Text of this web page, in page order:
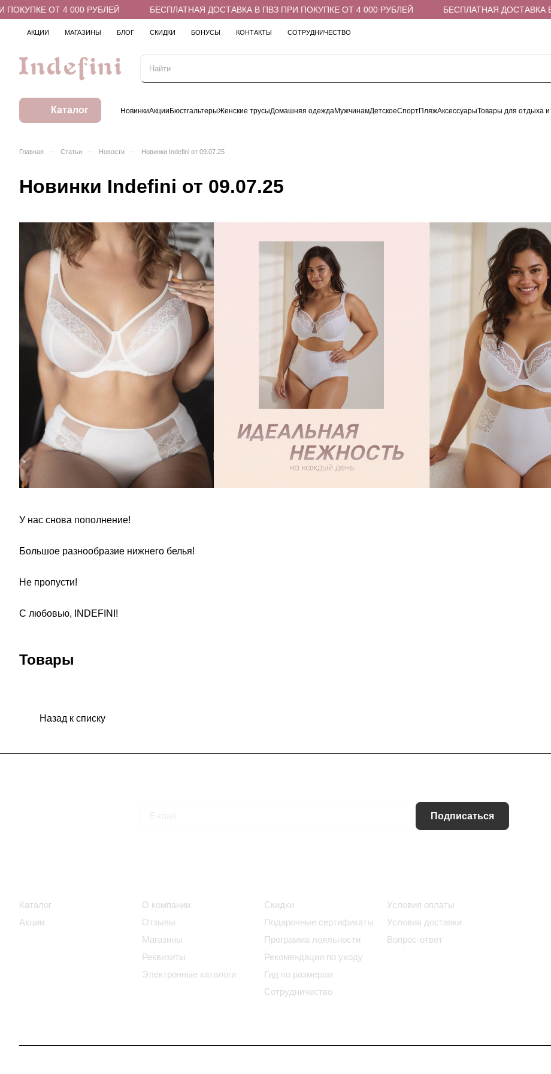
ОТ 4 000 РУБЛЕЙ БЕСПЛАТНАЯ ДОСТАВКА В ПВЗ ПРИ ПОКУПКЕ ОТ 4 000 РУБЛЕЙ БЕСПЛАТНАЯ ДОСТАВКА В
АКЦИИ МАГАЗИНЫ БЛОГ СКИДКИ БОНУСЫ КОНТАКТЫ СОТРУДНИЧЕСТВО
Каталог НовинкиАкцииБюстгальтерыЖенские трусыДомашняя одеждаМужчинамДетскоеСпортПляжАксессуарыТовары для отдыха и
Главная – Статьи – Новости – Новинки Indefini от 09.07.25
Новинки Indefini от 09.07.25
У нас снова пополнение!
Большое разнообразие нижнего белья!
Не пропусти!
С любовью, INDEFINI!
Товары
Назад к списку
Подписаться
Каталог
Акции
О компании
Отзывы
Магазины
Реквизиты
Электронные каталоги
Скидки
Подарочные сертификаты
Программа лояльности
Рекомендации по уходу
Гид по размерам
Сотрудничество
Условия оплаты
Условия доставки
Вопрос-ответ